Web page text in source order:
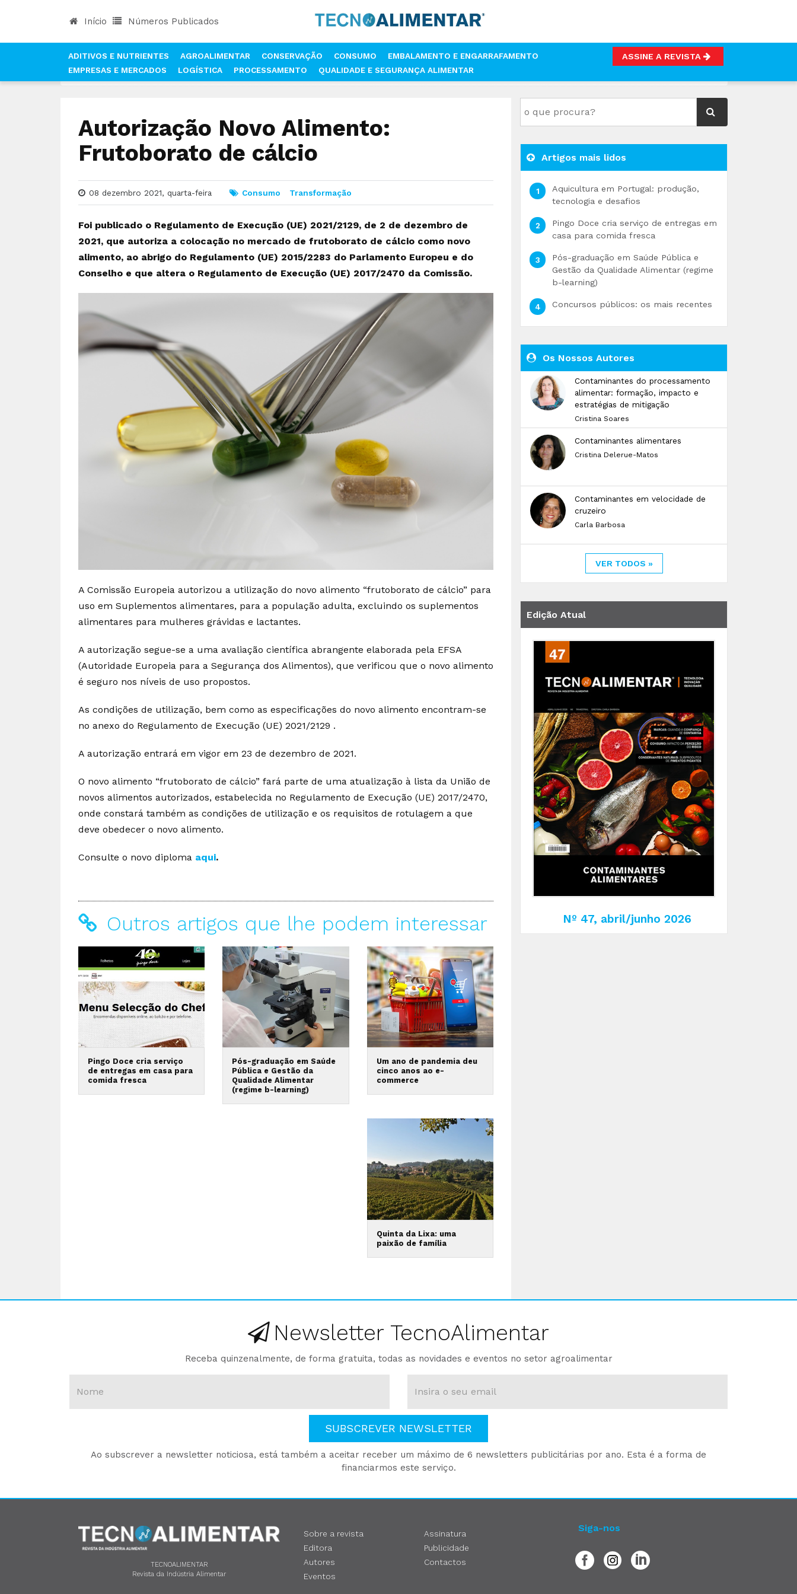
Início Números Publicados
ADITIVOS E NUTRIENTES AGROALIMENTAR CONSERVAÇÃO CONSUMO
EMBALAMENTO E ENGARRAFAMENTO
EMPRESAS E MERCADOS
LOGÍSTICA PROCESSAMENTO QUALIDADE E SEGURANÇA ALIMENTAR
ASSINE A REVISTA
AUTORIZAÇÃO NOVO ALIMENTO: FRUTOBORATO DE CÁLCIO
Autorização Novo Alimento:
Frutoborato de cálcio
08 dezembro 2021, quarta-feira Consumo Transformação
Foi publicado o Regulamento de Execução (UE) 2021/2129, de 2 de dezembro de
2021, que autoriza a colocação no mercado de frutoborato de cálcio como novo
alimento, ao abrigo do Regulamento (UE) 2015/2283 do Parlamento Europeu e do
Conselho e que altera o Regulamento de Execução (UE) 2017/2470 da Comissão.
A Comissão Europeia autorizou a utilização do novo alimento “frutoborato de cálcio” para
uso em Suplementos alimentares, para a população adulta, excluindo os suplementos
alimentares para mulheres grávidas e lactantes.
A autorização segue-se a uma avaliação científica abrangente elaborada pela EFSA
(Autoridade Europeia para a Segurança dos Alimentos), que verificou que o novo alimento
é seguro nos níveis de uso propostos.
As condições de utilização, bem como as especificações do novo alimento encontram-se
no anexo do Regulamento de Execução (UE) 2021/2129 .
A autorização entrará em vigor em 23 de dezembro de 2021.
O novo alimento “frutoborato de cálcio” fará parte de uma atualização à lista da União de
novos alimentos autorizados, estabelecida no Regulamento de Execução (UE) 2017/2470,
onde constará também as condições de utilização e os requisitos de rotulagem a que
deve obedecer o novo alimento.
Consulte o novo diploma aqui.
Outros artigos que lhe podem interessar
Pingo Doce cria serviço
de entregas em casa para
comida fresca
Pós-graduação em Saúde
Pública e Gestão da
Qualidade Alimentar
(regime b-learning)
Um ano de pandemia deu
cinco anos ao e-
commerce
Quinta da Lixa: uma
paixão de família
Artigos mais lidos
Aquicultura em Portugal: produção,
tecnologia e desafios
Pingo Doce cria serviço de entregas em
casa para comida fresca
Pós-graduação em Saúde Pública e
Gestão da Qualidade Alimentar (regime
b-learning)
Concursos públicos: os mais recentes
Os Nossos Autores
Contaminantes do processamento
alimentar: formação, impacto e
estratégias de mitigação
Cristina Soares
Contaminantes alimentares
Cristina Delerue-Matos
Contaminantes em velocidade de
cruzeiro
Carla Barbosa
VER TODOS »
Edição Atual
Nº 47, abril/junho 2026
Newsletter TecnoAlimentar
Receba quinzenalmente, de forma gratuita, todas as novidades e eventos no setor agroalimentar
SUBSCREVER NEWSLETTER
Ao subscrever a newsletter noticiosa, está também a aceitar receber um máximo de 6 newsletters publicitárias por ano. Esta é a forma de
financiarmos este serviço.
TECNOALIMENTAR
Revista da Indústria Alimentar
Sobre a revista
Editora
Autores
Eventos
Assinatura
Publicidade
Contactos
Siga-nos